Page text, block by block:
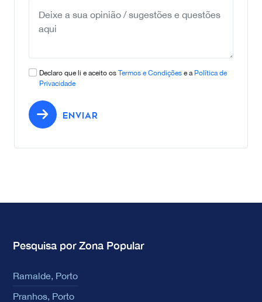
Declaro que li e aceito os Termos e Condições e a Política de
Privacidade
ENVIAR
Pesquisa por Zona Popular
Ramalde, Porto
Pranhos, Porto